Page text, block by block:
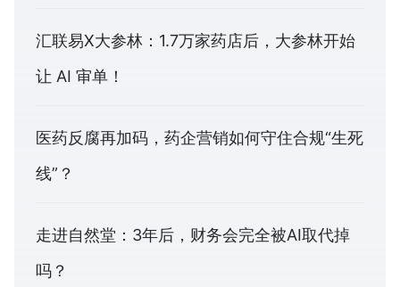
汇联易X大参林：1.7万家药店后，大参林开始
让 AI 审单！
医药反腐再加码，药企营销如何守住合规“生死
线”？
走进自然堂：3年后，财务会完全被AI取代掉
吗？